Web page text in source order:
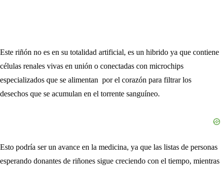
Este riñón no es en su totalidad artificial, es un hibrido ya que contiene
células renales vivas en unión o conectadas con microchips
especializados que se alimentan por el corazón para filtrar los
desechos que se acumulan en el torrente sanguíneo.
Esto podría ser un avance en la medicina, ya que las listas de personas
esperando donantes de riñones sigue creciendo con el tiempo, mientras